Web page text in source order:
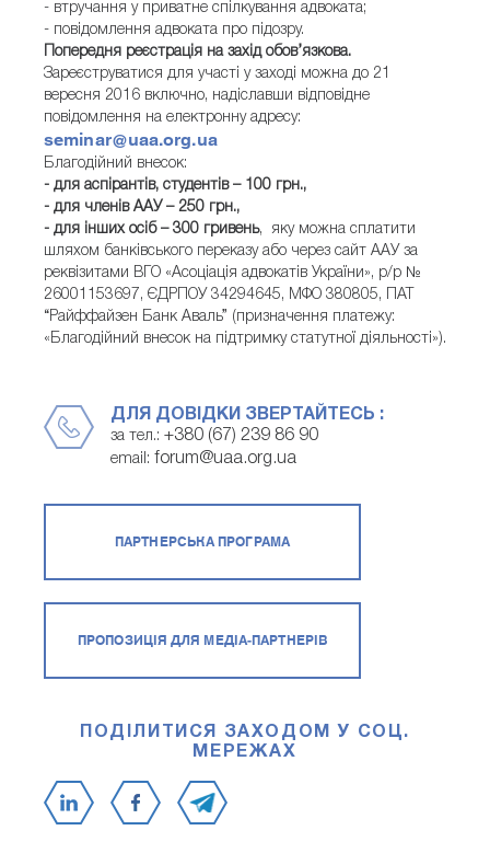
- втручання у приватне спілкування адвоката;
- повідомлення адвоката про підозру.
Попередня реєстрація на захід обов’язкова.
Зареєструватися для участі у заході можна до 21
вересня 2016 включно, надіславши відповідне
повідомлення на електронну адресу:
seminar@uaa.org.ua
Благодійний внесок:
- для аспірантів, студентів – 100 грн.,
- для членів ААУ – 250 грн.,
- для інших осіб – 300 гривень, яку можна сплатити
шляхом банківського переказу або через сайт ААУ за
реквізитами ВГО «Асоціація адвокатів України», р/р №
26001153697, ЄДРПОУ 34294645, МФО 380805, ПАТ
“Райффайзен Банк Аваль” (призначення платежу:
«Благодійний внесок на підтримку статутної діяльності»).
ДЛЯ ДОВІДКИ ЗВЕРТАЙТЕСЬ :
за тел.: +380 (67) 239 86 90
email: forum@uaa.org.ua
ПАРТНЕРСЬКА ПРОГРАМА
ПРОПОЗИЦІЯ ДЛЯ МЕДІА-ПАРТНЕРІВ
ПОДІЛИТИСЯ ЗАХОДОМ У СОЦ.
МЕРЕЖАХ